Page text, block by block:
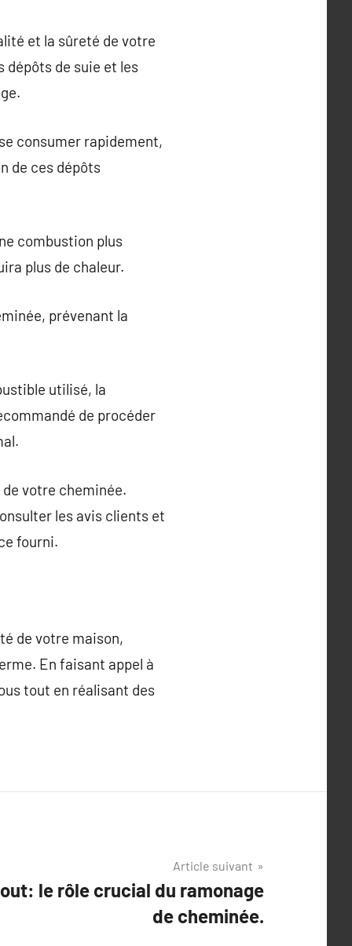
et la sûreté de votre
dépôts de suie et les
consumer rapidement,
de ces dépôts
combustion plus
plus de chaleur.
prévenant la
utilisé, la
de procéder
votre cheminée.
les avis clients et
fourni.
de votre maison,
En faisant appel à
tout en réalisant des
Article suivant
le rôle crucial du ramonage
de cheminée.